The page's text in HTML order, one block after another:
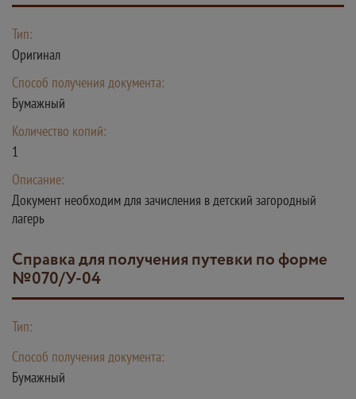
Тип:
Оригинал
Способ получения документа:
Бумажный
Количество копий:
1
Описание:
Документ необходим для зачисления в детский загородный
лагерь
Справка для получения путевки по форме
№070/У-04
Тип:
Способ получения документа:
Бумажный